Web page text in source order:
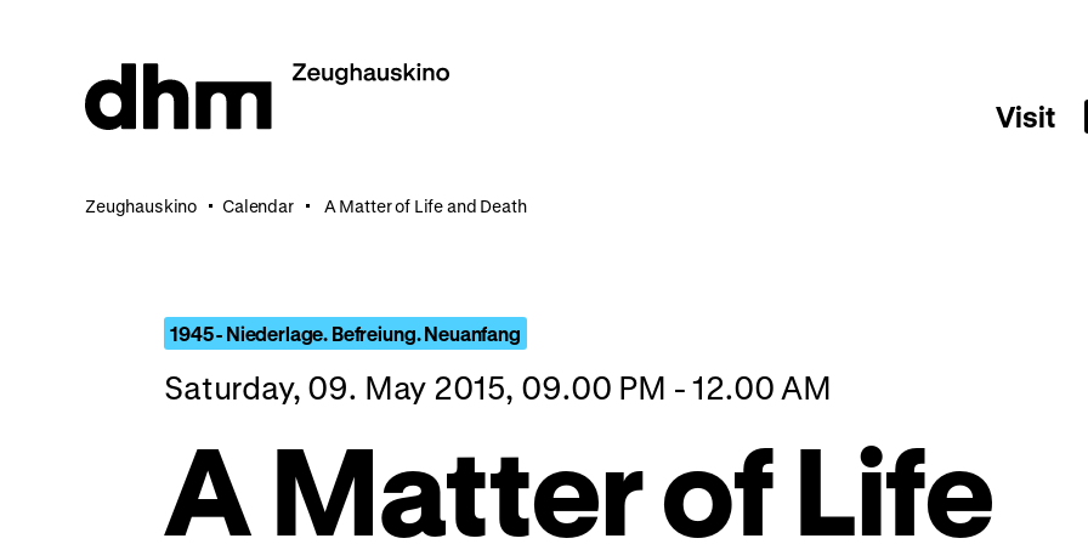
Visit
Zeughauskino Calendar A Matter of Life and Death
1945 - Niederlage. Befreiung. Neuanfang
Saturday, 09. May 2015, 09.00 PM - 12.00 AM
A Matter of Life